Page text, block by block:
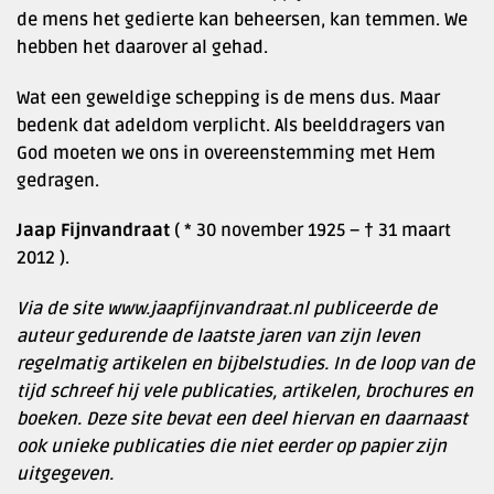
de mens het gedierte kan beheersen, kan temmen. We
hebben het daarover al gehad.
Wat een geweldige schepping is de mens dus. Maar
bedenk dat adeldom verplicht. Als beelddragers van
God moeten we ons in overeenstemming met Hem
gedragen.
Jaap Fijnvandraat ( * 30 november 1925 – † 31 maart
2012 ).
Via de site www.jaapfijnvandraat.nl publiceerde de
auteur gedurende de laatste jaren van zijn leven
regelmatig artikelen en bijbelstudies. In de loop van de
tijd schreef hij vele publicaties, artikelen, brochures en
boeken. Deze site bevat een deel hiervan en daarnaast
ook unieke publicaties die niet eerder op papier zijn
uitgegeven.